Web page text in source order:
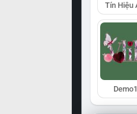
Tín Hiệu